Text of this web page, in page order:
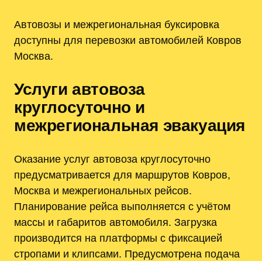
Автовозы и межрегиональная буксировка
доступны для перевозки автомобилей Ковров
Москва.
Услуги автовоза
круглосуточно и
межрегиональная эвакуация
Оказание услуг автовоза круглосуточно
предусматривается для маршрутов Ковров,
Москва и межрегиональных рейсов.
Планирование рейса выполняется с учётом
массы и габаритов автомобиля. Загрузка
производится на платформы с фиксацией
стропами и клипсами. Предусмотрена подача